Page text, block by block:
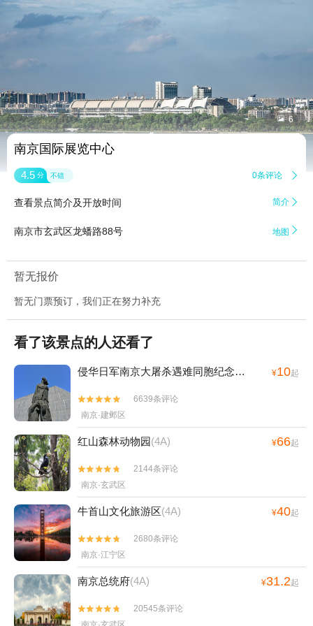
 6
南京国际展览中心
4.5 分 不错 0条评论 
查看景点简介及开放时间 简介 
南京市玄武区龙蟠路88号 地图 
暂无报价
暂无门票预订，我们正在努力补充
看了该景点的人还看了
侵华日军南京大屠杀遇难同胞纪念馆 ¥10起


6639条评论
南京·建邺区
红山森林动物园(4A) ¥66起


2144条评论
南京·玄武区
牛首山文化旅游区(4A) ¥40起


2680条评论
南京·江宁区
南京总统府(4A) ¥31.2起


20545条评论